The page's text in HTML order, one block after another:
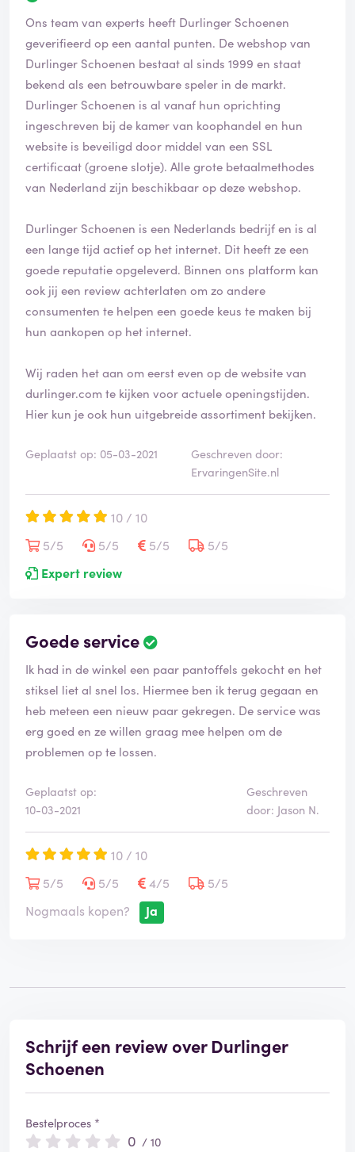
Ons team van experts heeft Durlinger Schoenen
geverifieerd op een aantal punten. De webshop van
Durlinger Schoenen bestaat al sinds 1999 en staat
bekend als een betrouwbare speler in de markt.
Durlinger Schoenen is al vanaf hun oprichting
ingeschreven bij de kamer van koophandel en hun
website is beveiligd door middel van een SSL
certificaat (groene slotje). Alle grote betaalmethodes
van Nederland zijn beschikbaar op deze webshop.
Durlinger Schoenen is een Nederlands bedrijf en is al
een lange tijd actief op het internet. Dit heeft ze een
goede reputatie opgeleverd. Binnen ons platform kan
ook jij een review achterlaten om zo andere
consumenten te helpen een goede keus te maken bij
hun aankopen op het internet.
Wij raden het aan om eerst even op de website van
durlinger.com te kijken voor actuele openingstijden.
Hier kun je ook hun uitgebreide assortiment bekijken.
Geplaatst op: 05-03-2021
Geschreven door:
ErvaringenSite.nl
10 / 10
5/5
5/5 5/5
5/5
Expert review
Goede service
Ik had in de winkel een paar pantoffels gekocht en het
stiksel liet al snel los. Hiermee ben ik terug gegaan en
heb meteen een nieuw paar gekregen. De service was
erg goed en ze willen graag mee helpen om de
problemen op te lossen.
Geplaatst op:
10-03-2021
Geschreven
door: Jason N.
10 / 10
5/5
5/5 4/5
5/5
Nogmaals kopen?
Ja
Schrijf een review over Durlinger
Schoenen
Bestelproces *
0 / 10